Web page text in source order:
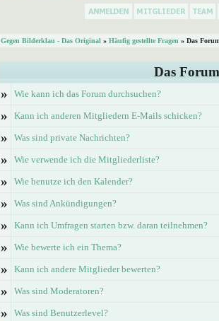
Gegen Bilderklau - Das Original » Häufig gestellte Fragen » Das
Das
»
Wie kann ich das Forum durchsuchen?
» Kann ich anderen Mitgliedern E-Mails schicken?
» Was sind private Nachrichten?
» Wie verwende ich die Mitgliederliste?
» Wie benutze ich den Kalender?
» Was sind Ankündigungen?
» Kann ich Umfragen starten bzw. daran teilnehmen?
» Wie bewerte ich ein Thema?
» Kann ich andere Mitglieder bewerten?
» Was sind Moderatoren?
» Was sind Benutzerlevel?